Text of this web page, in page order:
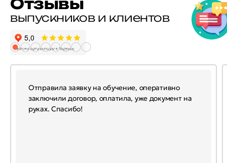
выпускников и клиентов
Отправила заявку на обучение, оперативно
заключили договор, оплатила, уже документ на
руках. Спасибо!